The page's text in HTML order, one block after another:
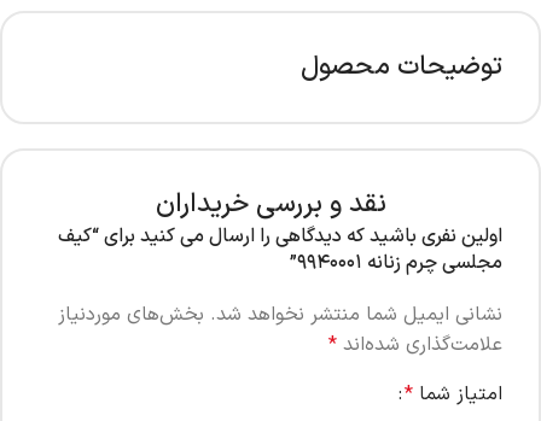
توضیحات محصول
نقد و بررسی خریداران
اولین نفری باشید که دیدگاهی را ارسال می کنید برای “کیف
مجلسی چرم زنانه ۹۹۴۰۰۰۱”
نشانی ایمیل شما منتشر نخواهد شد. بخش‌های موردنیاز
علامت‌گذاری شده‌اند *
امتیاز شما *